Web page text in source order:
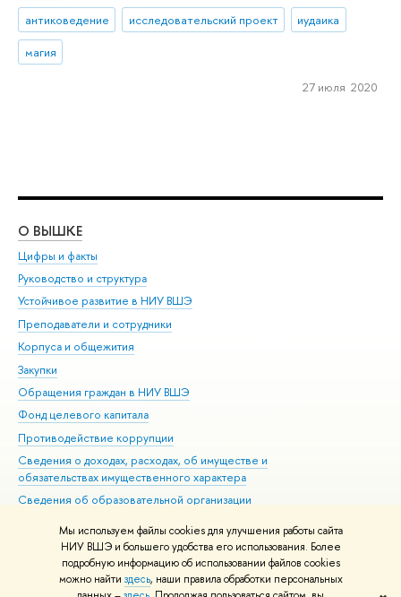
Мы используем файлы cookies для улучшения работы сайта
НИУ ВШЭ и большего удобства его использования. Более
подробную информацию об использовании файлов cookies
можно найти здесь, наши правила обработки персональных
антиковедение
исследовательский проект
иудаика
магия
27 июля 2020
О ВЫШКЕ
Цифры и факты
Руководство и структура
Устойчивое развитие в НИУ ВШЭ
Преподаватели и сотрудники
Корпуса и общежития
Закупки
Обращения граждан в НИУ ВШЭ
Фонд целевого капитала
Противодействие коррупции
Сведения о доходах, расходах, об имуществе и
обязательствах имущественного характера
Сведения об образовательной организации
Людям с ограниченными возможностями здоровья
Единая платежная страница
Работа в Вышке